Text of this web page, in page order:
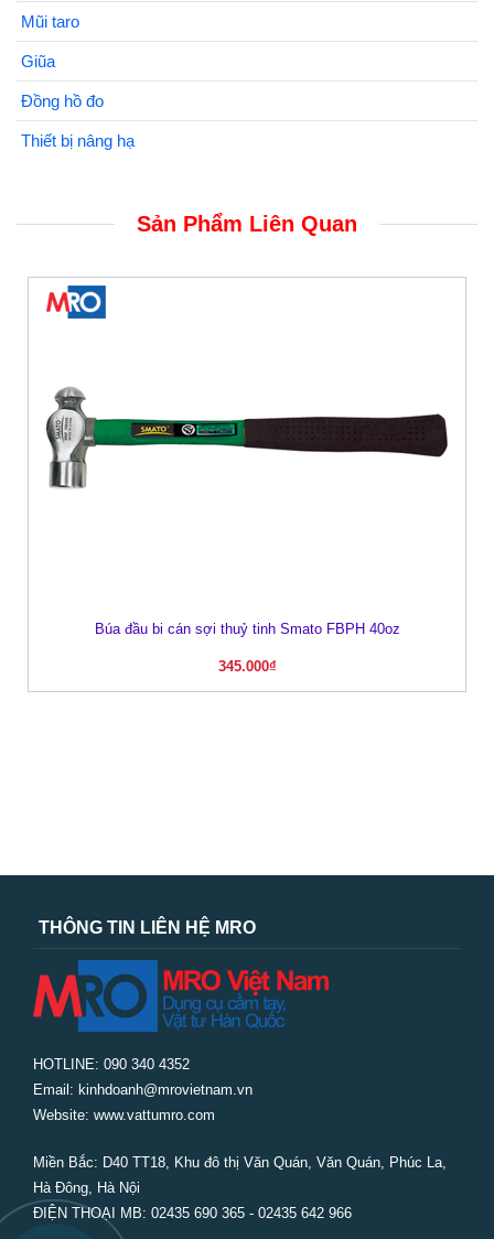
Mũi taro
Giũa
Đồng hồ đo
Thiết bị nâng hạ
Sản Phẩm Liên Quan
Búa đầu bi cán sợi thuỷ tinh Smato FBPH 40oz
345.000₫
THÔNG TIN LIÊN HỆ MRO
HOTLINE: 090 340 4352
Email: kinhdoanh@mrovietnam.vn
Website: www.vattumro.com
Miền Bắc: D40 TT18, Khu đô thị Văn Quán, Văn Quán, Phúc La,
Hà Đông, Hà Nội
ĐIỆN THOẠI MB: 02435 690 365 - 02435 642 966